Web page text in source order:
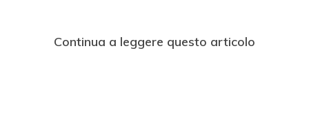
Continua a leggere questo articolo